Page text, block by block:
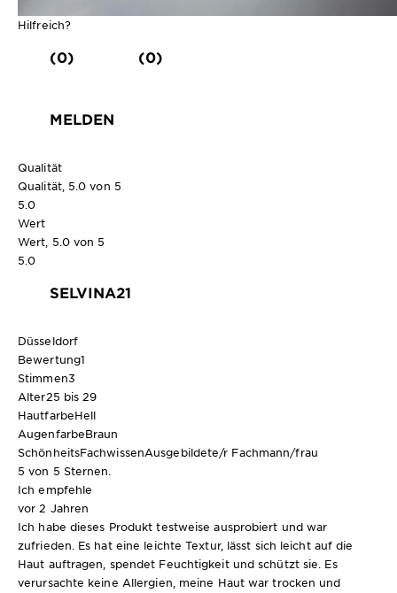
Hilfreich?
(0) (0)
MELDEN
Qualität
Qualität, 5.0 von 5
5.0
Wert
Wert, 5.0 von 5
5.0
SELVINA21
Düsseldorf
Bewertung1
Stimmen3
Alter25 bis 29
HautfarbeHell
AugenfarbeBraun
SchönheitsFachwissenAusgebildete/r Fachmann/frau
5 von 5 Sternen.
Ich empfehle
vor 2 Jahren
Ich habe dieses Produkt testweise ausprobiert und war
zufrieden. Es hat eine leichte Textur, lässt sich leicht auf die
Haut auftragen, spendet Feuchtigkeit und schützt sie. Es
verursachte keine Allergien, meine Haut war trocken und